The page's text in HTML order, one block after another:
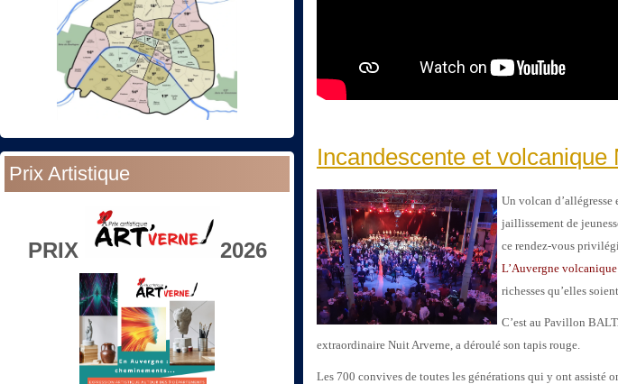
Prix Artistique
PRIX 2026
Incandescente et volcanique
Un volcan
jaillissement de
ce rendez-vous
L’Auvergne
richesses qu’elles
C’est au Pavillon
extraordinaire Nuit Arverne, a déroulé son tapis rouge.
Les 700 convives de toutes les générations qui y ont assisté